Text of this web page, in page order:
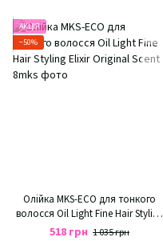
АКЦІЯ
−50%
Олійка MKS-ECO для тонкого
волосся Oil Light Fine Hair Styling
Elixir Original Scent
518 грн 1 035 грн